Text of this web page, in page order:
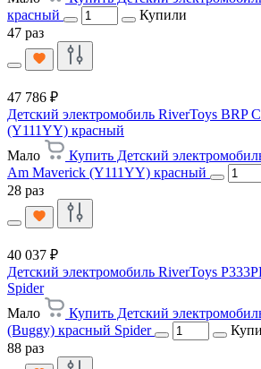
красный
Купили
47 раз
47 786 ₽
Детский электромобиль RiverToys BRP
(Y111YY) красный
Мало
Купить Детский
Am Maverick (Y111YY) красный
28 раз
40 037 ₽
Детский электромобиль RiverToys
Spider
Мало
Купить Детский
(Buggy) красный Spider
88 раз